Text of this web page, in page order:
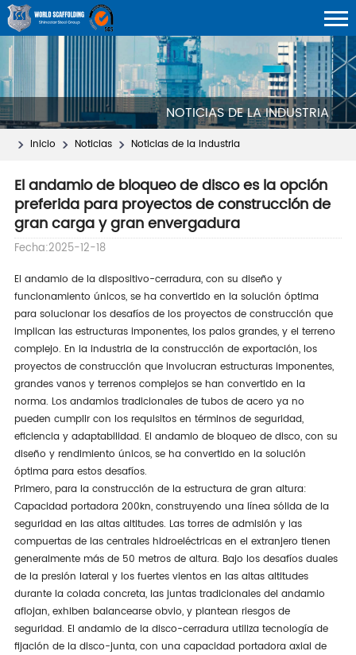
NOTICIAS DE LA INDUSTRIA
Inicio Noticias Noticias de la industria
El andamio de bloqueo de disco es la opción
preferida para proyectos de construcción de
gran carga y gran envergadura
Fecha:2025-12-18
El andamio de la dispositivo-cerradura, con su diseño y
funcionamiento únicos, se ha convertido en la solución óptima
para solucionar los desafíos de los proyectos de construcción que
implican las estructuras imponentes, los palos grandes, y el terreno
complejo. En la industria de la construcción de exportación, los
proyectos de construcción que involucran estructuras imponentes,
grandes vanos y terrenos complejos se han convertido en la
norma. Los andamios tradicionales de tubos de acero ya no
pueden cumplir con los requisitos en términos de seguridad,
eficiencia y adaptabilidad. El andamio de bloqueo de disco, con su
diseño y rendimiento únicos, se ha convertido en la solución
óptima para estos desafíos.
Primero, para la construcción de la estructura de gran altura:
Capacidad portadora 200kn, construyendo una línea sólida de la
seguridad en las altas altitudes. Las torres de admisión y las
compuertas de las centrales hidroeléctricas en el extranjero tienen
generalmente más de 50 metros de altura. Bajo los desafíos duales
de la presión lateral y los fuertes vientos en las altas altitudes
durante la colada concreta, las juntas tradicionales del andamio
aflojan, exhiben balancearse obvio, y plantean riesgos de
seguridad. El andamio de la disco-cerradura utiliza tecnología de
fijación de la disco-junta, con una capacidad portadora axial de